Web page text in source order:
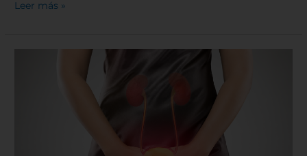
Leer más »